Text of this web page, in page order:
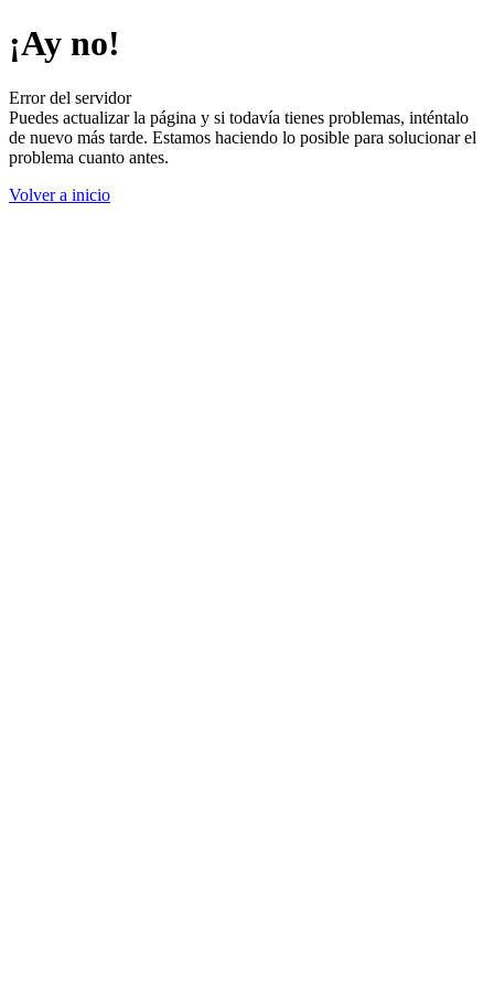
¡Ay no!
Error del servidor
Puedes actualizar la página y si todavía tienes problemas, inténtalo
de nuevo más tarde. Estamos haciendo lo posible para solucionar el
problema cuanto antes.
Volver a inicio